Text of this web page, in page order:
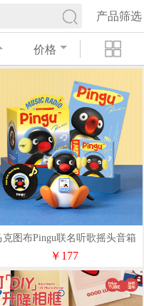
产品筛选
价格
克图布Pingu联名听歌摇头音箱
￥177